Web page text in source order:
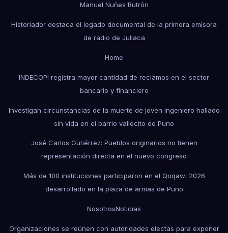
Manuel Nuñes Butrón
Historiador destaca el legado documental de la primera emisora
de radio de Juliaca
Home
INDECOPI registra mayor cantidad de reclamos en el sector
bancario y financiero
Investigan circunstancias de la muerte de joven ingeniero hallado
sin vida en el barrio vallecito de Puno
José Carlos Gutiérrez: Pueblos originarios no tienen
representación directa en el nuevo congreso
Más de 100 instituciones participaron en el Qoqawi 2026
desarrollado en la plaza de armas de Puno
NosotrosNoticias
Organizaciones se reúnen con autoridades electas para exponer